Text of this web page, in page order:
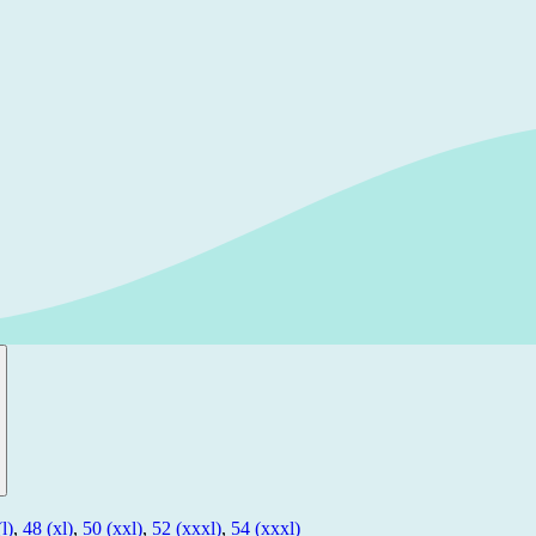
, 48 (xl), 50 (xxl), 52 (xxxl), 54 (xxxl)